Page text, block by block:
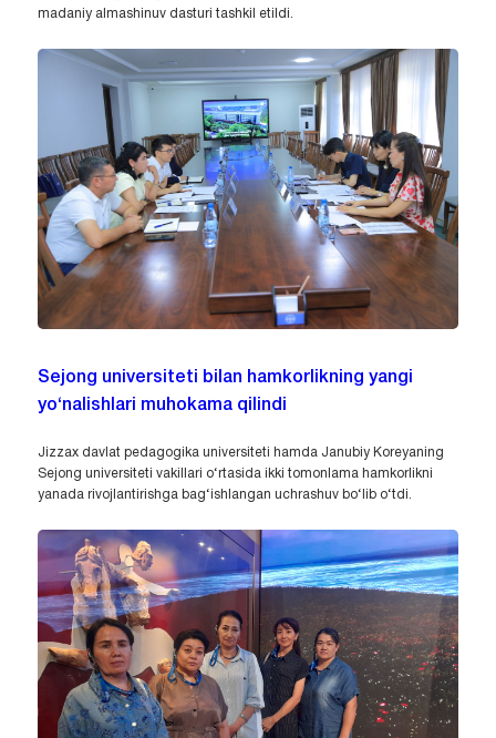
madaniy almashinuv dasturi tashkil etildi.
Sejong universiteti bilan hamkorlikning yangi
yo‘nalishlari muhokama qilindi
Jizzax davlat pedagogika universiteti hamda Janubiy Koreyaning
Sejong universiteti vakillari o‘rtasida ikki tomonlama hamkorlikni
yanada rivojlantirishga bag‘ishlangan uchrashuv bo‘lib o‘tdi.